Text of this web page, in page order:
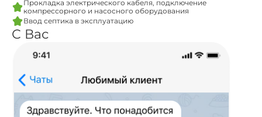
Прокладка электрического кабеля, подключение
компрессорного и насосного оборудования
Ввод септика в эксплуатацию
С Вас